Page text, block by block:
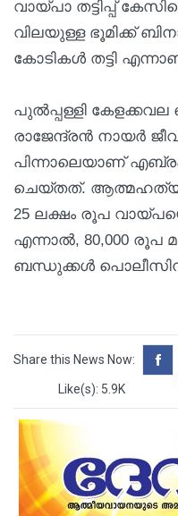
വായ്പാ തട്ടിപ്പ്
വിലയുള്ള ഭൂമിക്ക്
കോടികൾ തട്ടി
പുൽപ്പള്ളി
രാജേന്ദ്രൻ നായർ
പിന്നാലെയാണ്
ചെയ്തത്. ആത്മഹത്യ
25 ലക്ഷം രൂപ
എന്നാൽ, 80,000 രൂപ
ബന്ധുക്കൾ
Share this News Now:
Like(s): 5.9K